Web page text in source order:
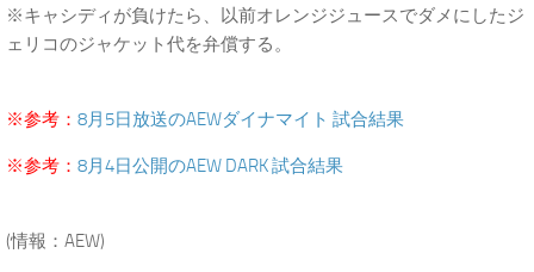
※キャシディが負けたら、以前オレンジジュースでダメにしたジ
ェリコのジャケット代を弁償する。
※参考： 8月5日放送のAEWダイナマイト 試合結果
※参考： 8月4日公開のAEW DARK 試合結果
(情報：AEW)